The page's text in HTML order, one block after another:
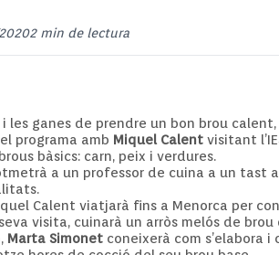
2 min de lectura
i les ganes de prendre un bon brou
programa amb Miquel Calent visitant
bàsics: carn, peix i verdures.
a un professor de cuina a un tast
Calent viatjarà fins a Menorca per
visita, cuinarà un arròs melós de
Marta Simonet coneixerà com s’elabora